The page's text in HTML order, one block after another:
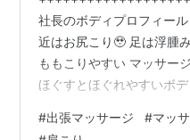
社長のボディプロフィー
近はお尻こり🥹 足は浮腫
ももこりやすい マッサー
ほぐすとほぐれやすいボ
パンでどうしようもない
#出張マッサージ #マッ